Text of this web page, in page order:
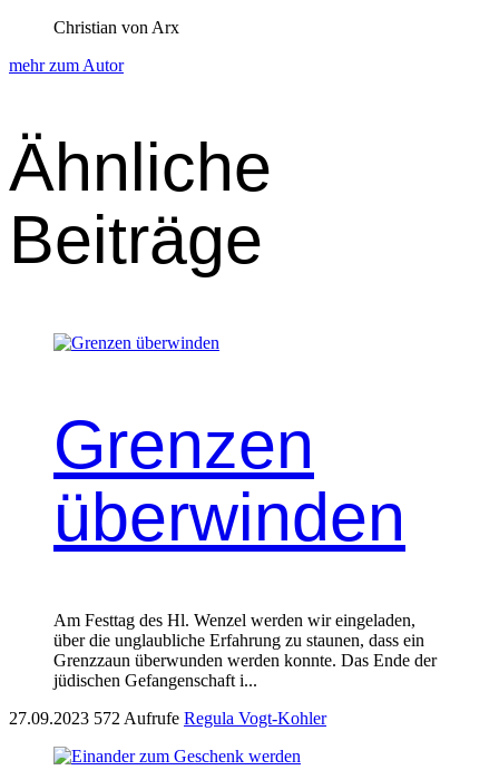
Christian von Arx
mehr zum Autor
Ähnliche
Beiträge
Grenzen
überwinden
Am Festtag des Hl. Wenzel werden wir eingeladen,
über die unglaubliche Erfahrung zu staunen, dass ein
Grenzzaun überwunden werden konnte. Das Ende der
jüdischen Gefangenschaft i...
27.09.2023 572 Aufrufe Regula Vogt-Kohler